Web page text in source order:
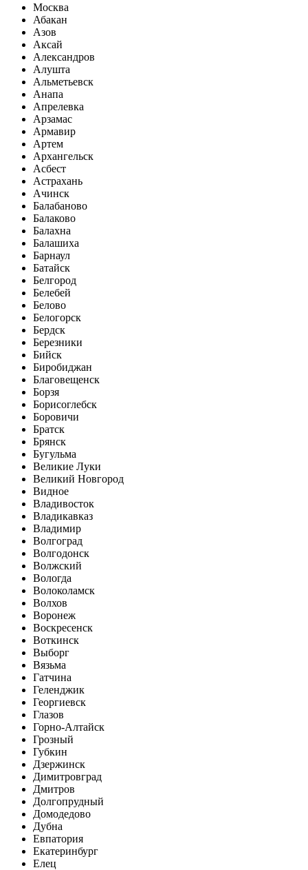
Москва
Абакан
Азов
Аксай
Александров
Алушта
Альметьевск
Анапа
Апрелевка
Арзамас
Армавир
Артем
Архангельск
Асбест
Астрахань
Ачинск
Балабаново
Балаково
Балахна
Балашиха
Барнаул
Батайск
Белгород
Белебей
Белово
Белогорск
Бердск
Березники
Бийск
Биробиджан
Благовещенск
Борзя
Борисоглебск
Боровичи
Братск
Брянск
Бугульма
Великие Луки
Великий Новгород
Видное
Владивосток
Владикавказ
Владимир
Волгоград
Волгодонск
Волжский
Вологда
Волоколамск
Волхов
Воронеж
Воскресенск
Воткинск
Выборг
Вязьма
Гатчина
Геленджик
Георгиевск
Глазов
Горно-Алтайск
Грозный
Губкин
Дзержинск
Димитровград
Дмитров
Долгопрудный
Домодедово
Дубна
Евпатория
Екатеринбург
Елец